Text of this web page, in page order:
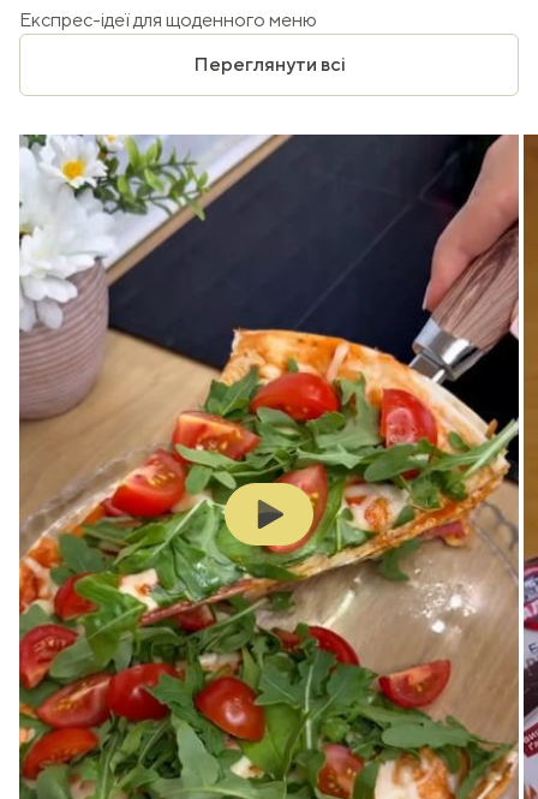
Експрес-ідеї для щоденного меню
Переглянути всі
Play